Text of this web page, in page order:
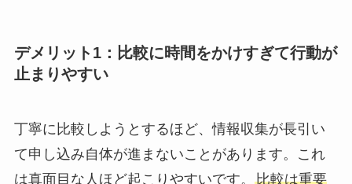
デメリット1：比較に時間をかけすぎて行動が
止まりやすい
丁寧に比較しようとするほど、情報収集が長引い
て申し込み自体が進まないことがあります。これ
は真面目な人ほど起こりやすいです。 比較は重要